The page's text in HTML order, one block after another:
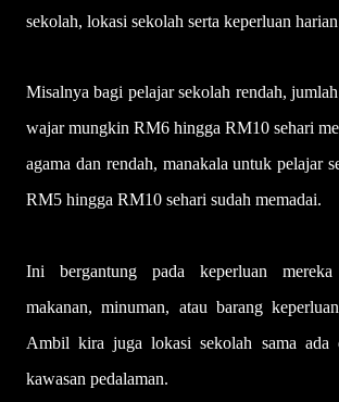
sekolah, lokasi sekolah serta keperluan
Misalnya bagi pelajar sekolah rendah,
wajar mungkin RM6 hingga RM10 sehari
agama dan rendah, manakala untuk pelajar
RM5 hingga RM10 sehari sudah memadai.
Ini bergantung pada keperluan
makanan, minuman, atau barang
Ambil kira juga lokasi sekolah sama ada
kawasan pedalaman.